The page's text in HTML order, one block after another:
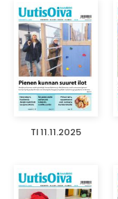
TI 11.11.2025